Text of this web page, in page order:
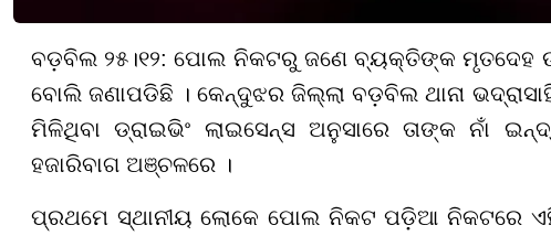
ବଡ଼ବିଲ ୨୫।୧୨: ପୋଲ ନିକଟରୁ ଜଣେ ବ୍ୟକ୍ତିଙ୍କ ମୃତଦେହ
ବୋଲି ଜଣାପଡିଛି । କେନ୍ଦୁଝର ଜିଲ୍ଲା ବଡ଼ବିଲ ଥାନା
ମିଳିଥିବା ଡ୍ରାଇଭିଂ ଲାଇସେନ୍ସ ଅନୁସାରେ ତାଙ୍କ ନାଁ
ହଜାରିବାଗ ଅଞ୍ଚଳରେ ।
ପ୍ରଥମେ ସ୍ଥାନୀୟ ଲୋକେ ପୋଲ ନିକଟ ପଡ଼ିଆ ନିକଟରେ